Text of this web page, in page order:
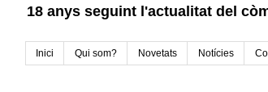
18 anys seguint l'actualitat del
Inici Qui som? Novetats Notícies